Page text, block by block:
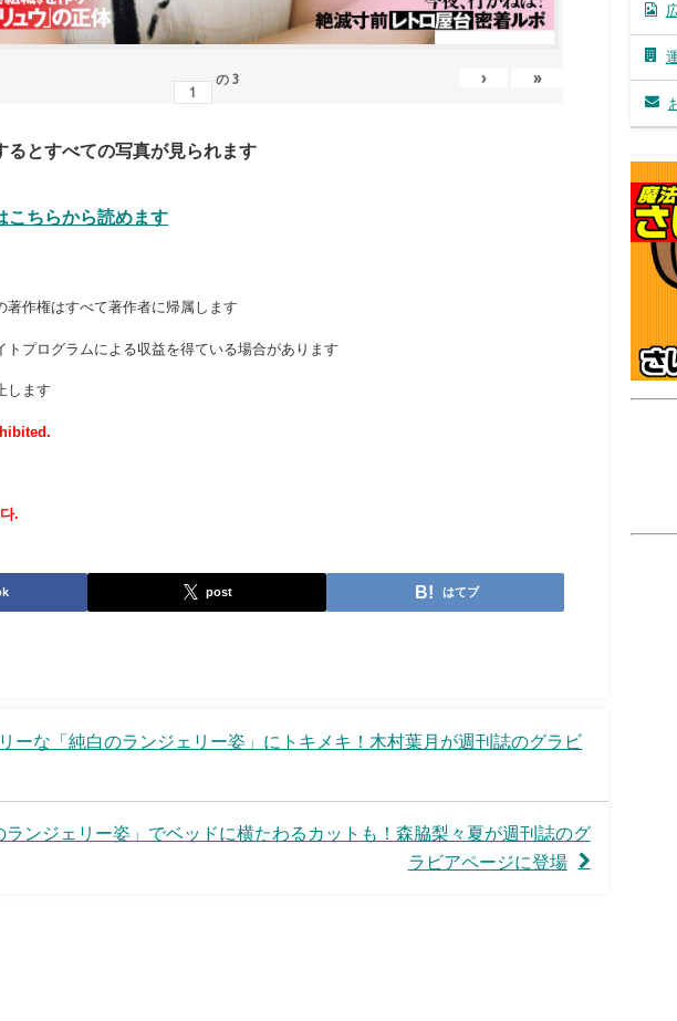
の 3 › »
とすべての写真が見られます
ちらから読めます
作権はすべて著作者に帰属します
プログラムによる収益を得ている場合があります
します
.
post はてブ
ーな「純白のランジェリー姿」にトキメキ！木村葉月が週刊誌のグラビ
ランジェリー姿」でベッドに横たわるカットも！森脇梨々夏が週刊誌のグ
ラビアページに登場